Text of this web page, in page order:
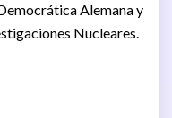
Alemana y
Nucleares.